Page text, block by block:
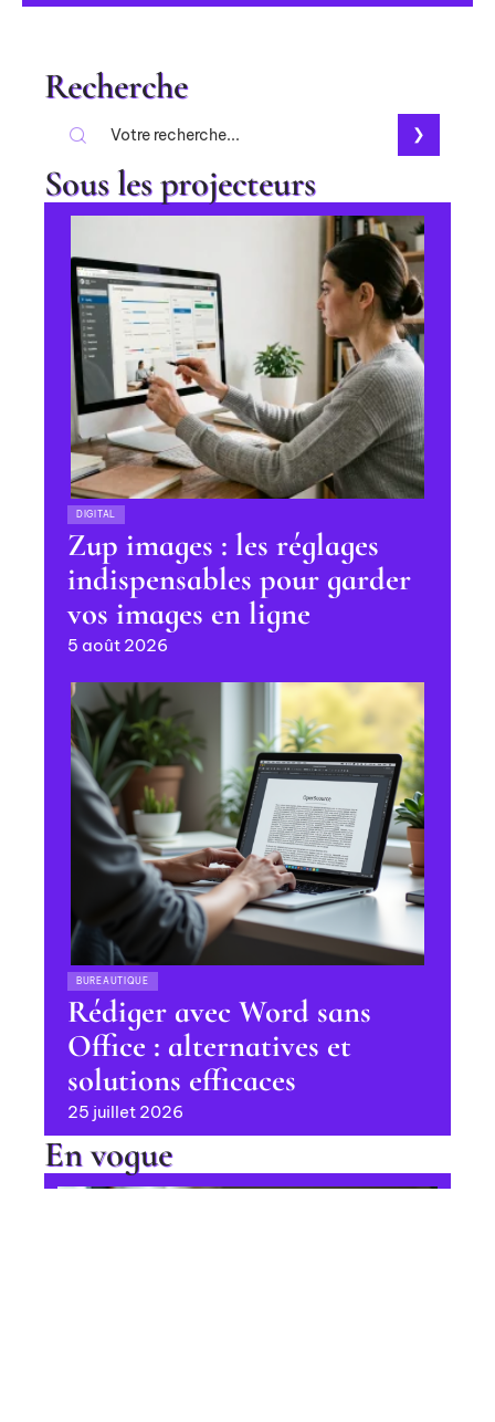
Recherche
Sous les projecteurs
DIGITAL
Zup images : les réglages
indispensables pour garder
vos images en ligne
5 août 2026
BUREAUTIQUE
Rédiger avec Word sans
Office : alternatives et
solutions efficaces
25 juillet 2026
En vogue